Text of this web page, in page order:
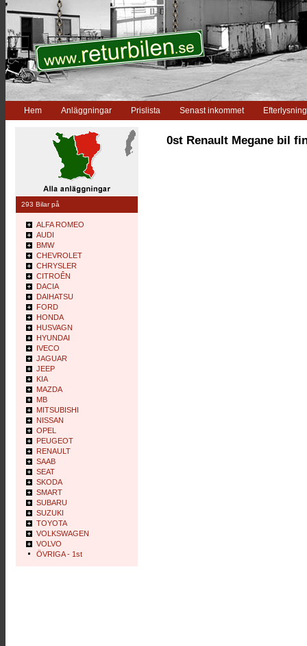
Hem Anläggningar Prislista Senast inkommet Efterlysning
0st Renault Megane bil
293 Bilar på
ALFA ROMEO
AUDI
BMW
CHEVROLET
CHRYSLER
CITROÊN
DACIA
DAIHATSU
FORD
HONDA
HUSVAGN
HYUNDAI
IVECO
JAGUAR
JEEP
KIA
MAZDA
MB
MITSUBISHI
NISSAN
OPEL
PEUGEOT
RENAULT
SAAB
SEAT
SKODA
SMART
SUBARU
SUZUKI
TOYOTA
VOLKSWAGEN
VOLVO
ÖVRIGA - 1st